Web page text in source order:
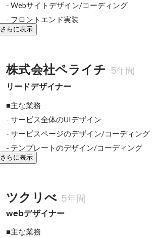
- Webサイトデザイン/コーディング
- フロントエンド実装
さらに表示
株式会社ペライチ 5年間
リードデザイナー
■主な業務
- サービス全体のUIデザイン
- サービスページのデザイン/コーディング
- テンプレートのデザイン/コーディング
さらに表示
ツクリべ 5年間
webデザイナー
■主な業務